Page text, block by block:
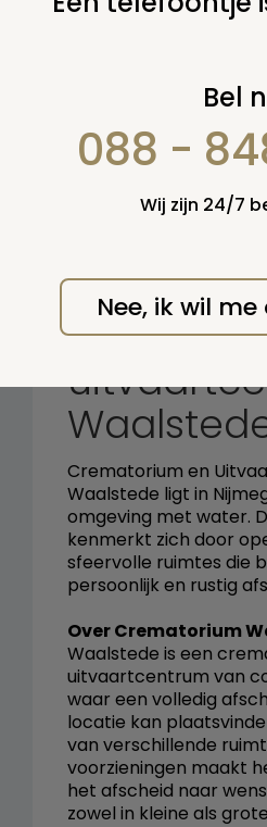
Terug naar overzicht
Crematorium en
Waalstede ligt in
omgeving met water.
kenmerkt zich door
sfeervolle ruimtes die
persoonlijk en rustig
Over Crematorium
Waalstede is een
uitvaartcentrum van
waar een volledig
locatie kan
van verschillende
voorzieningen maakt
het afscheid naar
zowel in kleine als
Bel
088 -
Wij zijn 24/7
Nee, ik wil